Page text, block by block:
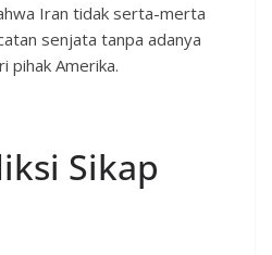
Iran tidak serta-merta
senjata tanpa adanya
pihak Amerika.
Sikap